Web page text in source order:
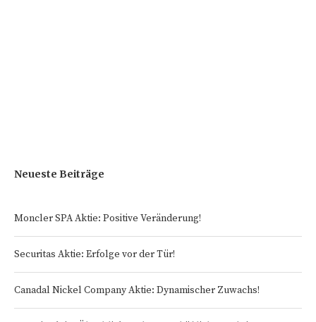
Neueste Beiträge
Moncler SPA Aktie: Positive Veränderung!
Securitas Aktie: Erfolge vor der Tür!
Canadal Nickel Company Aktie: Dynamischer Zuwachs!